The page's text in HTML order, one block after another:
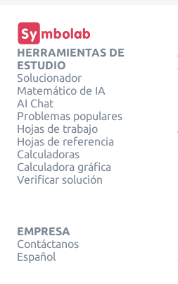
HERRAMIENTAS DE
ESTUDIO
Solucionador
Matemático de IA
AI Chat
Problemas populares
Hojas de trabajo
Hojas de referencia
Calculadoras
Calculadora gráfica
Verificar solución
EMPRESA
Contáctanos
Español